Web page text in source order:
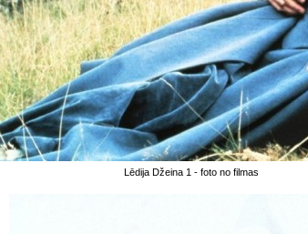
Lēdija Džeina 1 - foto no filmas